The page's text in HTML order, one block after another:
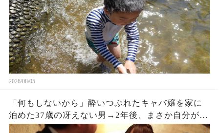
2026/08/05
「何もしないから」酔いつぶれたキャバ嬢を家に
泊めた37歳の冴えない男→2年後、まさか自分がこ
うなるとは思っていなかった